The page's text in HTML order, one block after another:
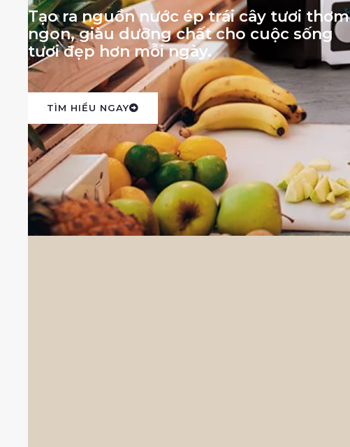
Tạo ra nguồn nước ép trái cây tươi thơm
ngon, giàu dưỡng chất cho cuộc sống
tươi đẹp hơn mỗi ngày.
TÌM HIỂU NGAY